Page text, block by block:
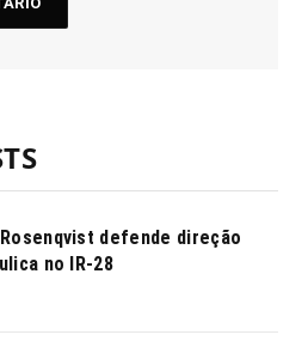
defende direção
no IR-28